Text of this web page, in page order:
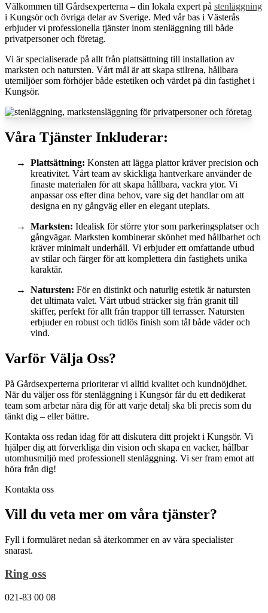
Välkommen till Gårdsexperterna – din lokala expert på stenläggning
i Kungsör och övriga delar av Sverige. Med vår bas i Västerås
erbjuder vi professionella tjänster inom stenläggning till både
privatpersoner och företag.
Vi är specialiserade på allt från plattsättning till installation av
marksten och natursten. Vårt mål är att skapa stilrena, hållbara
utemiljöer som förhöjer både estetiken och värdet på din fastighet i
Kungsör.
Våra Tjänster Inkluderar:
Plattsättning: Konsten att lägga plattor kräver precision och
kreativitet. Vårt team av skickliga hantverkare använder de
finaste materialen för att skapa hållbara, vackra ytor. Vi
anpassar oss efter dina behov, vare sig det handlar om att
designa en ny gångväg eller en elegant uteplats.
Marksten: Idealisk för större ytor som parkeringsplatser och
gångvägar. Marksten kombinerar skönhet med hållbarhet och
kräver minimalt underhåll. Vi erbjuder ett omfattande utbud
av stilar och färger för att komplettera din fastighets unika
karaktär.
Natursten: För en distinkt och naturlig estetik är natursten
det ultimata valet. Vårt utbud sträcker sig från granit till
skiffer, perfekt för allt från trappor till terrasser. Natursten
erbjuder en robust och tidlös finish som tål både väder och
vind.
Varför Välja Oss?
På Gårdsexperterna prioriterar vi alltid kvalitet och kundnöjdhet.
När du väljer oss för stenläggning i Kungsör får du ett dedikerat
team som arbetar nära dig för att varje detalj ska bli precis som du
tänkt dig – eller bättre.
Kontakta oss redan idag för att diskutera ditt projekt i Kungsör. Vi
hjälper dig att förverkliga din vision och skapa en vacker, hållbar
utomhusmiljö med professionell stenläggning. Vi ser fram emot att
höra från dig!
Kontakta oss
Vill du veta mer om våra tjänster?
Fyll i formuläret nedan så återkommer en av våra specialister
snarast.
Ring oss
021-83 00 08